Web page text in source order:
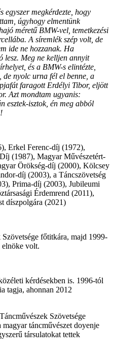
megkérdezte, hogy
úgyhogy elmentünk
méretű BMW-vel, temetkezési
A síremlék szép volt, de
ide ne hozzanak. Ha
lesz. Meg ne kelljen annyit
és a BMW-s elintézte,
de nyolc urna fél el benne, a
faragott Erdélyi Tibor, eljött
Azt mondtam ugyanis:
esztek-isztok, én meg abból
Erkel Ferenc-díj (1972),
(1987), Magyar Művészetért-
Örökség-díj (2000), Kölcsey
díj (2003), a Táncszövetség
Prima-díj (2003), Jubileumi
Érdemrend (2011),
díszpolgára (2021)
főtitkára, majd 1999-
elnöke volt.
kérdésekben is. 1996-tól
tagja, ahonnan 2012
Szövetsége
táncművészet doyenje
társulatokat tettek